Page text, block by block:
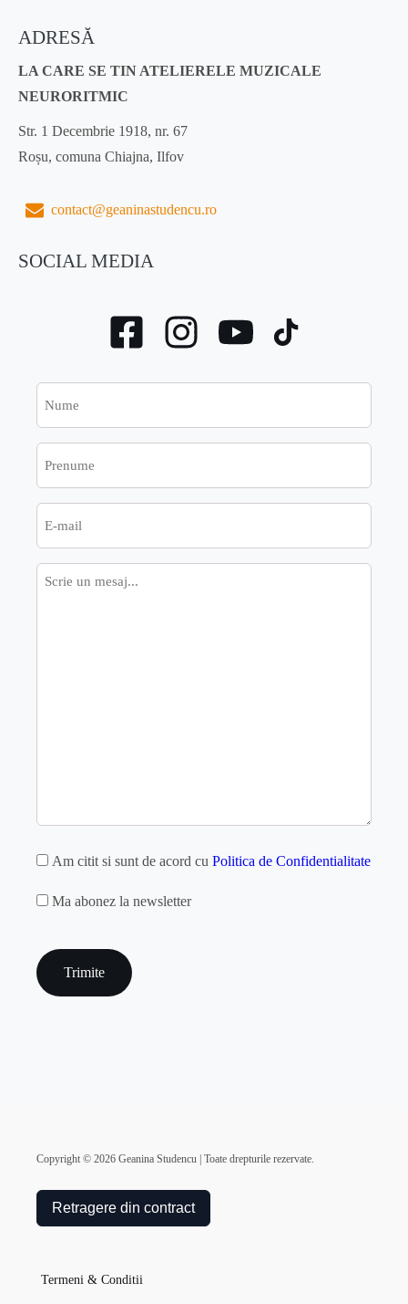
ADRESĂ
LA CARE SE TIN ATELIERELE MUZICALE
NEURORITMIC
Str. 1 Decembrie 1918, nr. 67
Roșu, comuna Chiajna, Ilfov
contact@geaninastudencu.ro
SOCIAL MEDIA
Mesaj
GDPR
Am citit si sunt de acord cu Politica de Confidentialitate
MAILCHIMP
Ma abonez la newsletter
Copyright © 2026 Geanina Studencu | Toate drepturile rezervate.
Retragere din contract
Termeni & Conditii